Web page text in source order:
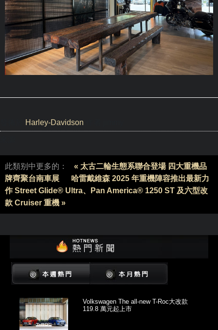
Harley-Davidson
此類别中更多的：
« 太古二輪生態系聯合登場 四大重機品
牌齊聚台南車展
哈雷戴維森 2025 年重機陣容推出最新力
作 Street Glide® Ultra、Pan America® 1250 ST 及六型改
款 Cruiser 重機 »
Volkswagen The all-new T-Roc大改款
119.8 萬元起上市